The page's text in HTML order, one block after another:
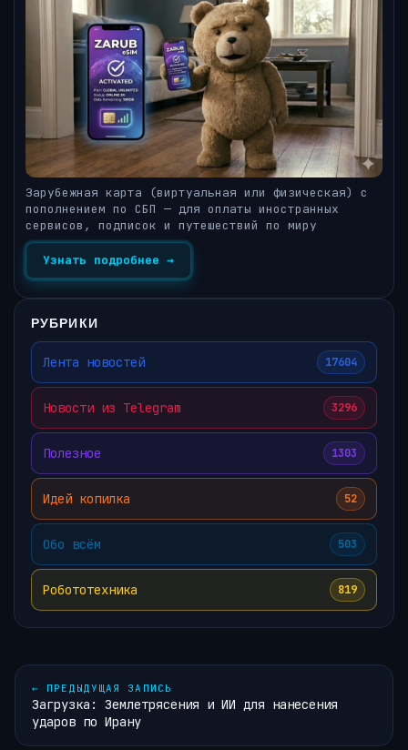
Зарубежная карта (виртуальная или физическая) с
пополнением по СБП — для оплаты иностранных
сервисов, подписок и путешествий по миру
Узнать подробнее →
РУБРИКИ
Лента новостей 17604
Новости из Telegram 3296
Полезное 1303
Идей копилка 52
Обо всём 503
Робототехника 819
← ПРЕДЫДУЩАЯ ЗАПИСЬ
Загрузка: Землетрясения и ИИ для нанесения
ударов по Ирану